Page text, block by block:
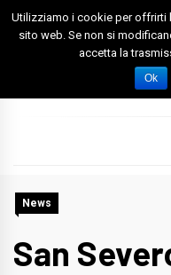
Skip
Foggia News
News
San
Utilizziamo i cookie per offrirti
sito web. Se non si
accetta la
Ok